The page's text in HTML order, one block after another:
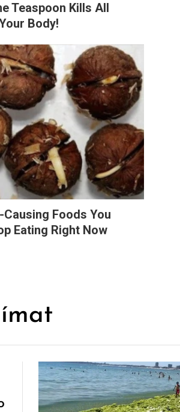
Teaspoon Kills All
Body!
Foods You
Eating Right Now